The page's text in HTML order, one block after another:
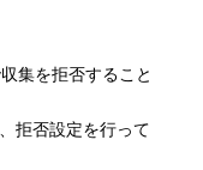
集を拒否すること
拒否設定を行って